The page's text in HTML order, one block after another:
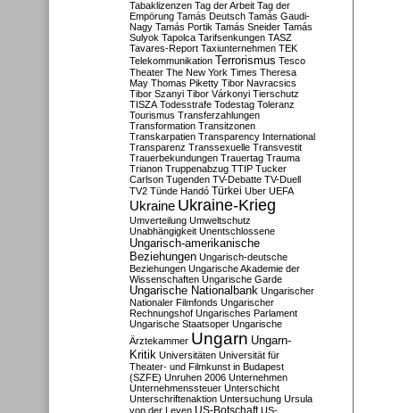
Tabaklizenzen Tag der Arbeit Tag der
Empörung Tamás Deutsch Tamás Gaudi-
Nagy Tamás Portik Tamás Sneider Tamás
Sulyok Tapolca Tarifsenkungen TASZ
Tavares-Report Taxiunternehmen TEK
Telekommunikation Terrorismus Tesco
Theater The New York Times Theresa
May Thomas Piketty Tibor Navracsics
Tibor Szanyi Tibor Várkonyi Tierschutz
TISZA Todesstrafe Todestag Toleranz
Tourismus Transferzahlungen
Transformation Transitzonen
Transkarpatien Transparency International
Transparenz Transsexuelle Transvestit
Trauerbekundungen Trauertag Trauma
Trianon Truppenabzug TTIP Tucker
Carlson Tugenden TV-Debatte TV-Duell
TV2 Tünde Handó Türkei Uber UEFA
Ukraine Ukraine-Krieg
Umverteilung Umweltschutz
Unabhängigkeit Unentschlossene
Ungarisch-amerikanische
Beziehungen Ungarisch-deutsche
Beziehungen Ungarische Akademie der
Wissenschaften Ungarische Garde
Ungarische Nationalbank Ungarischer
Nationaler Filmfonds Ungarischer
Rechnungshof Ungarisches Parlament
Ungarische Staatsoper Ungarische
Ärztekammer Ungarn Ungarn-
Kritik Universitäten Universität für
Theater- und Filmkunst in Budapest
(SZFE) Unruhen 2006 Unternehmen
Unternehmenssteuer Unterschicht
Unterschriftenaktion Untersuchung Ursula
von der Leyen US-Botschaft US-